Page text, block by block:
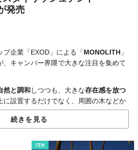
発売
プ企業「EXOD」による「MONOLITH 」
、キャンパー界隈で大きな注目を集めて
然と調和しつつも、大きな存在感を放つ
に設置するだけでなく、周囲の木などか
とができるのが特徴。
空気を入れて膨らますインフレータブル
た目からは想像できないほどに、小さく
続きを見る
ITEM